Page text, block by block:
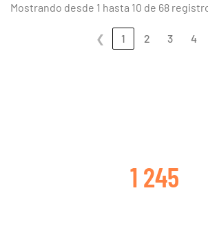
Mostrando desde 1 hasta 10 de 68
❮ 1 2 3 4
1 245